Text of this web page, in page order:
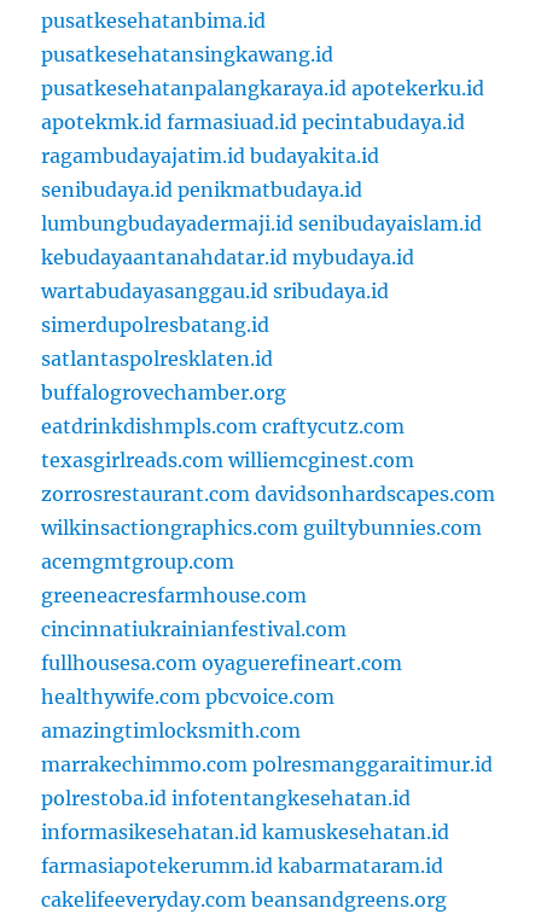
pusatkesehatanbima.id
pusatkesehatansingkawang.id
pusatkesehatanpalangkaraya.id apotekerku.id
apotekmk.id farmasiuad.id pecintabudaya.id
ragambudayajatim.id budayakita.id
senibudaya.id penikmatbudaya.id
lumbungbudayadermaji.id senibudayaislam.id
kebudayaantanahdatar.id mybudaya.id
wartabudayasanggau.id sribudaya.id
simerdupolresbatang.id
satlantaspolresklaten.id
buffalogrovechamber.org
eatdrinkdishmpls.com craftycutz.com
texasgirlreads.com williemcginest.com
zorrosrestaurant.com davidsonhardscapes.com
wilkinsactiongraphics.com guiltybunnies.com
acemgmtgroup.com
greeneacresfarmhouse.com
cincinnatiukrainianfestival.com
fullhousesa.com oyaguerefineart.com
healthywife.com pbcvoice.com
amazingtimlocksmith.com
marrakechimmo.com polresmanggaraitimur.id
polrestoba.id infotentangkesehatan.id
informasikesehatan.id kamuskesehatan.id
farmasiapotekerumm.id kabarmataram.id
cakelifeeveryday.com beansandgreens.org